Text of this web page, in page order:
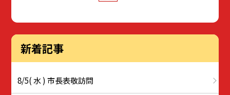
新着記事
8/5( 水 ) 市長表敬訪問